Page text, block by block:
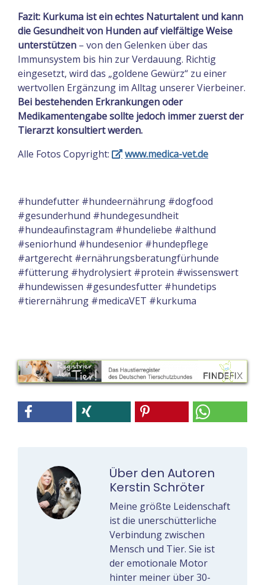
Fazit: Kurkuma ist ein echtes Naturtalent und kann
die Gesundheit von Hunden auf vielfältige Weise
unterstützen – von den Gelenken über das
Immunsystem bis hin zur Verdauung. Richtig
eingesetzt, wird das „goldene Gewürz“ zu einer
wertvollen Ergänzung im Alltag unserer Vierbeiner.
Bei bestehenden Erkrankungen oder
Medikamentengabe sollte jedoch immer zuerst der
Tierarzt konsultiert werden.
Alle Fotos Copyright:
www.medica-vet.de
#hundefutter #hundeernährung #dogfood
#gesunderhund #hundegesundheit
#hundeaufinstagram #hundeliebe #althund
#seniorhund #hundesenior #hundepflege
#artgerecht #ernährungsberatungfürhunde
#fütterung #hydrolysiert #protein #wissenswert
#hundewissen #gesundesfutter #hundetips
#tierernährung #medicaVET #kurkuma
Über den Autoren
Kerstin Schröter
Meine größte Leidenschaft
ist die unerschütterliche
Verbindung zwischen
Mensch und Tier. Sie ist
der emotionale Motor
hinter meiner über 30-